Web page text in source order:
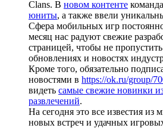
Clans. В новом контенте команда
юниты, а также ввели
Сфера мобильных игр
месяц нас радуют свежие
страницей, чтобы не
обновлениях и новостях
Кроме того, обязательно
новостями в https://ok.ru/group/
видеть самые свежие новинки
развлечений.
На сегодня это все известия из
новых встреч и удачных